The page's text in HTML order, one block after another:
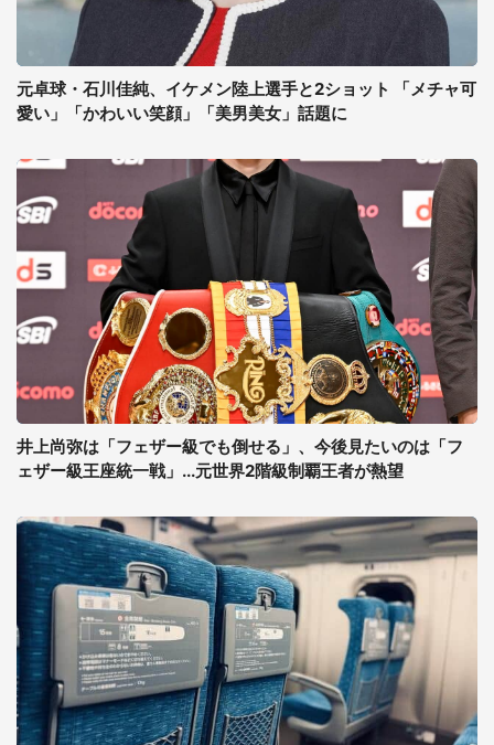
元卓球・石川佳純、イケメン陸上選手と2ショット 「メチャ可
愛い」「かわいい笑顔」「美男美女」話題に
井上尚弥は「フェザー級でも倒せる」、今後見たいのは「フ
ェザー級王座統一戦」...元世界2階級制覇王者が熱望